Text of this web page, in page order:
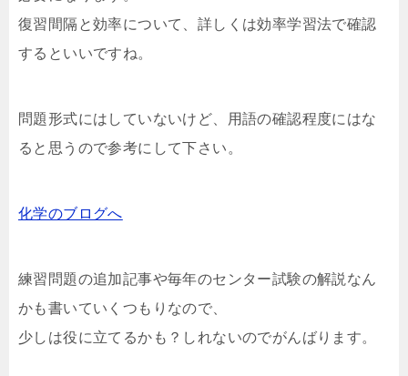
復習間隔と効率について、詳しくは効率学習法で確認
するといいですね。
問題形式にはしていないけど、用語の確認程度にはな
ると思うので参考にして下さい。
化学のブログへ
練習問題の追加記事や毎年のセンター試験の解説なん
かも書いていくつもりなので、
少しは役に立てるかも？しれないのでがんばります。